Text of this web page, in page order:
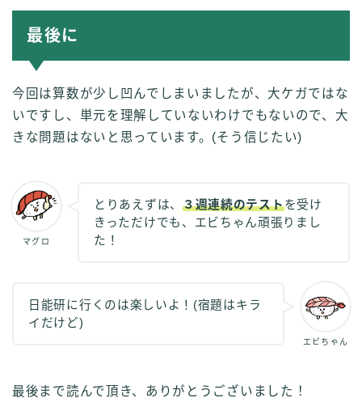
最後に
今回は算数が少し凹んでしまいましたが、大ケガではな
いですし、単元を理解していないわけでもないので、大
きな問題はないと思っています。(そう信じたい)
マグロ
とりあえずは、 ３週連続のテストを受け
きっただけでも、エビちゃん頑張りまし
た！
エビちゃん
日能研に行くのは楽しいよ！(宿題はキラ
イだけど)
最後まで読んで頂き、ありがとうございました！